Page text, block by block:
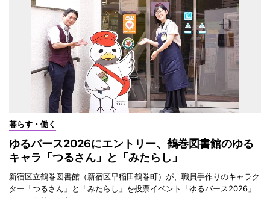
暮らす・働く
ゆるバース2026にエントリー、鶴巻図書館のゆる
キャラ「つるさん」と「みたらし」
新宿区立鶴巻図書館（新宿区早稲田鶴巻町）が、職員手作りのキャラク
ター「つるさん」と「みたらし」を投票イベント「ゆるバース2026」